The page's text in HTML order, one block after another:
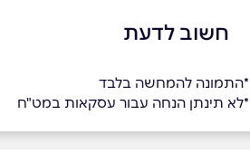
חשוב לדעת
*התמונה להמחשה בלבד
*לא תינתן הנחה עבור עסקאות במט"ח